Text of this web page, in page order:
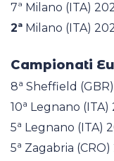
7ª Milano (ITA)
2ª Milano (ITA)
Campionati
8a Sheffield
10a Legnano (ITA)
5a Legnano (ITA)
5a Zagabria